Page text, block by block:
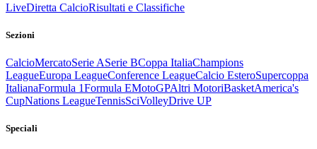
LiveDiretta CalcioRisultati e Classifiche
Sezioni
CalcioMercatoSerie ASerie BCoppa ItaliaChampions
LeagueEuropa LeagueConference LeagueCalcio EsteroSupercoppa
ItalianaFormula 1Formula EMotoGPAltri MotoriBasketAmerica's
CupNations LeagueTennisSciVolleyDrive UP
Speciali